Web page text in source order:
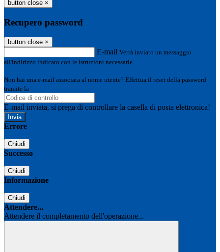
button close ×
Recupero password
button close ×
E-mail Verrà inviato un messaggio
all'indirizzo indicato con le istruzioni necessarie.
Non hai una e-mail associata al nome utente? Effettua il reset della password
tramite la
E-mail inviata, si prega di controllare la casella di posta elettronica!
Errore
Chiudi
Successo
Chiudi
Informazione
Chiudi
Attendere...
Attendere il completamento dell'operazione...